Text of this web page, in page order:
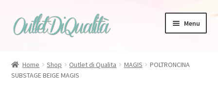
Vai
alla
Vai
al
Menu
Zanotta
Home Shop Outlet di Qualita MAGIS
POLTRONCINA
SUBSTAGE BEIGE MAGIS